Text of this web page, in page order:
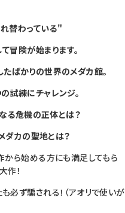
替わっている"
冒険が始まります。
ばかりの世界のメダカ館。
試練にチャレンジ。
る危機の正体とは？
ダカの聖地とは？
から始める方にも満足してもら
作！
必ず騙される！（アオリで使いが